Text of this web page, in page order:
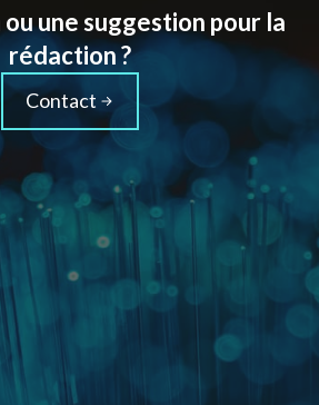
une suggestion pour la
rédaction ?
Contact